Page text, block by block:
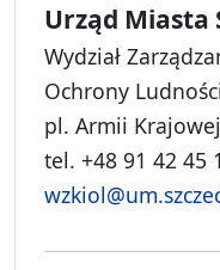
Urząd Miasta
Wydział
Ochrony Ludności
pl. Armii
tel. +48 91 42 45